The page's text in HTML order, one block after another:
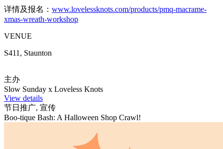
详情及报名： www.lovelessknots.com/products/pmq-macrame-
xmas-wreath-workshop
VENUE
S411, Staunton
主办
Slow Sunday x Loveless Knots
View details
节日推广, 宣传
Boo-tique Bash: A Halloween Shop Crawl!